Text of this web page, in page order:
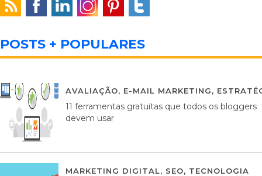
POSTS + POPULARES
AVALIAÇÃO, E-MAIL MARKETING,
11 ferramentas gratuitas que todos os bloggers
devem usar
MARKETING DIGITAL, SEO, TECNOLOGIA